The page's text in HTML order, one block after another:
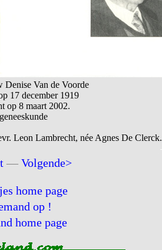
Denise Van de Voorde
17 december 1919
op 8 maart 2002.
Leon Lambrecht, née Agnes De Clerck.
—Volgende>
home page
op !
home page